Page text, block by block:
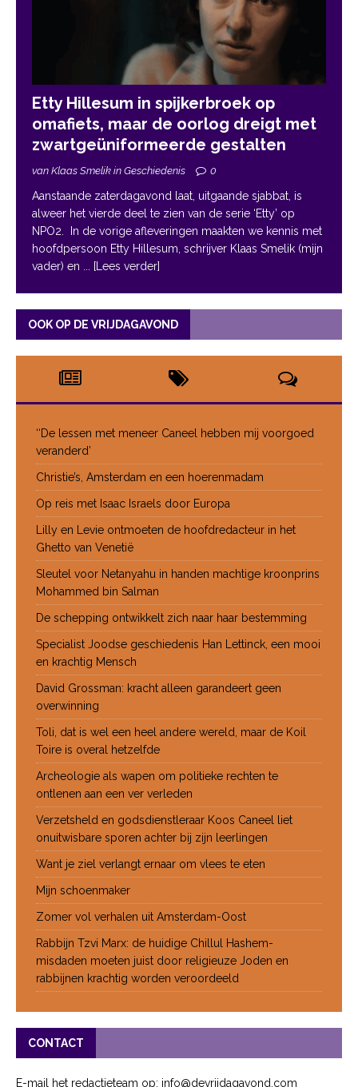
Etty Hillesum in spijkerbroek op
omafiets, maar de oorlog dreigt met
zwartgeüniformeerde gestalten
van Klaas Smelik in Geschiedenis 0
Aanstaande zaterdagavond laat, uitgaande sjabbat, is
alweer het vierde deel te zien van de serie ‘Etty’ op
NPO2. In de vorige afleveringen maakten we kennis met
hoofdpersoon Etty Hillesum, schrijver Klaas Smelik (mijn
vader) en
... [Lees verder]
OOK OP DE VRIJDAGAVOND
‘‘De lessen met meneer Caneel hebben mij voorgoed
veranderd’
Christie’s, Amsterdam en een hoerenmadam
Op reis met Isaac Israels door Europa
Lilly en Levie ontmoeten de hoofdredacteur in het
Ghetto van Venetië
Sleutel voor Netanyahu in handen machtige kroonprins
Mohammed bin Salman
De schepping ontwikkelt zich naar haar bestemming
Specialist Joodse geschiedenis Han Lettinck, een mooi
en krachtig Mensch
David Grossman: kracht alleen garandeert geen
overwinning
Toli, dat is wel een heel andere wereld, maar de Koil
Toire is overal hetzelfde
Archeologie als wapen om politieke rechten te
ontlenen aan een ver verleden
Verzetsheld en godsdienstleraar Koos Caneel liet
onuitwisbare sporen achter bij zijn leerlingen
Want je ziel verlangt ernaar om vlees te eten
Mijn schoenmaker
Zomer vol verhalen uit Amsterdam-Oost
Rabbijn Tzvi Marx: de huidige Chillul Hashem-
misdaden moeten juist door religieuze Joden en
rabbijnen krachtig worden veroordeeld
CONTACT
E-mail het redactieteam op: info@devrijdagavond.com